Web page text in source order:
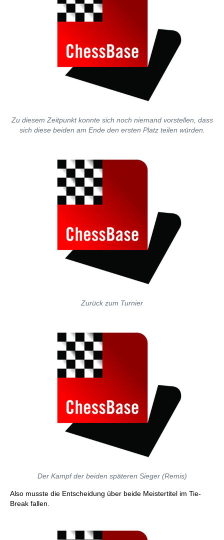
Zu diesem Zeitpunkt konnte sich noch niemand vorstellen, dass
sich diese beiden am Ende den ersten Platz teilen würden.
Zurück zum Turnier
Der Kampf der beiden späteren Sieger (Remis)
Also musste die Entscheidung über beide Meistertitel im Tie-
Break fallen.